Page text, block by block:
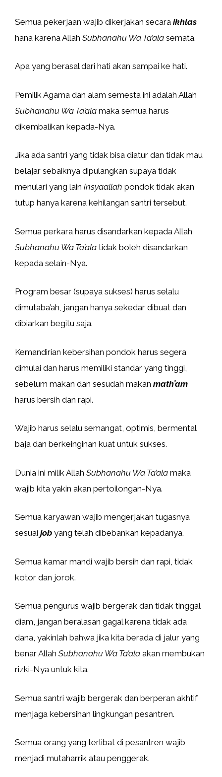
Semua pekerjaan wajib dikerjakan secara ikhlas
hana karena Allah Subhanahu Wa Ta’ala semata.
Apa yang berasal dari hati akan sampai ke hati.
Pemilik Agama dan alam semesta ini adalah Allah
Subhanahu Wa Ta’ala maka semua harus
dikembalikan kepada-Nya.
Jika ada santri yang tidak bisa diatur dan tidak mau
belajar sebaiknya dipulangkan supaya tidak
menulari yang lain insyaallah pondok tidak akan
tutup hanya karena kehilangan santri tersebut.
Semua perkara harus disandarkan kepada Allah
Subhanahu Wa Ta’ala tidak boleh disandarkan
kepada selain-Nya.
Program besar (supaya sukses) harus selalu
dimutaba’ah, jangan hanya sekedar dibuat dan
dibiarkan begitu saja.
Kemandirian kebersihan pondok harus segera
dimulai dan harus memiliki standar yang tinggi,
sebelum makan dan sesudah makan math’am
harus bersih dan rapi.
Wajib harus selalu semangat, optimis, bermental
baja dan berkeinginan kuat untuk sukses.
Dunia ini milik Allah Subhanahu Wa Ta’ala maka
wajib kita yakin akan pertoilongan-Nya.
Semua karyawan wajib mengerjakan tugasnya
sesuai job yang telah dibebankan kepadanya.
Semua kamar mandi wajib bersih dan rapi, tidak
kotor dan jorok.
Semua pengurus wajib bergerak dan tidak tinggal
diam, jangan beralasan gagal karena tidak ada
dana, yakinlah bahwa jika kita berada di jalur yang
benar Allah Subhanahu Wa Ta’ala akan membukan
rizki-Nya untuk kita.
Semua santri wajib bergerak dan berperan akhtif
menjaga kebersihan lingkungan pesantren.
Semua orang yang terlibat di pesantren wajib
menjadi mutaharrik atau penggerak.